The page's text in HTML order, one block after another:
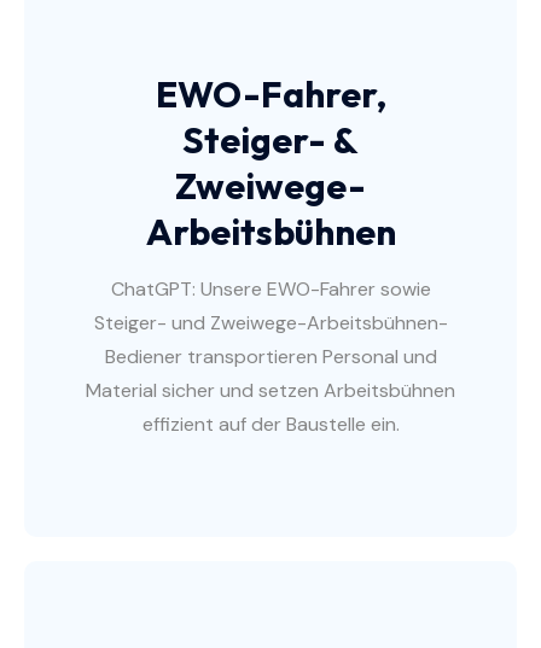
EWO-Fahrer,
Steiger- &
Zweiwege-
Arbeitsbühnen
ChatGPT: Unsere EWO-Fahrer sowie
Steiger- und Zweiwege-Arbeitsbühnen-
Bediener transportieren Personal und
Material sicher und setzen Arbeitsbühnen
effizient auf der Baustelle ein.